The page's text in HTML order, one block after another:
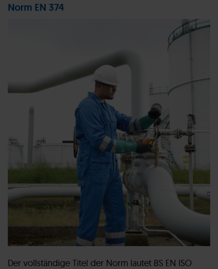
Norm EN 374
Der vollständige Titel der Norm lautet BS EN ISO